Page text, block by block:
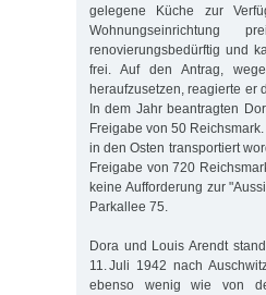
gelegene Küche zur
renovierungsbedürftig und
frei. Auf den Antrag,
heraufzusetzen, reagierte er
In dem Jahr beantragten
Freigabe von 50
in den Osten transportiert
Freigabe von 720
keine Aufforderung zur
Parkallee 75.
Dora und Louis Arendt
11. Juli 1942 nach
ebenso wenig wie von